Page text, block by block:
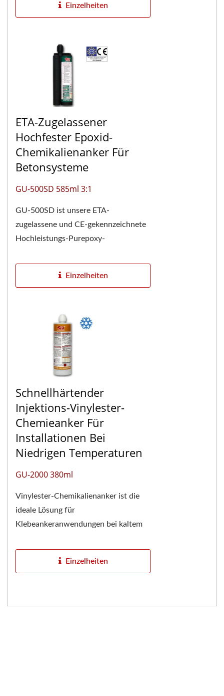
Einzelheiten
ETA-Zugelassener
Hochfester Epoxid-
Chemikalienanker Für
Betonsysteme
GU-500SD 585ml 3:1
GU-500SD ist unsere ETA-
zugelassene und CE-gekennzeichnete
Hochleistungs-Purepoxy-
anspruchsvolle strukturelle
Anwendungen...
Einzelheiten
Schnellhärtender
Injektions-Vinylester-
Chemieanker Für
Installationen Bei
Niedrigen Temperaturen
GU-2000 380ml
Vinylester-Chemikalienanker ist die
ideale Lösung für
Klebeankeranwendungen bei kaltem
schnell härtenden Eigenschaften...
Einzelheiten